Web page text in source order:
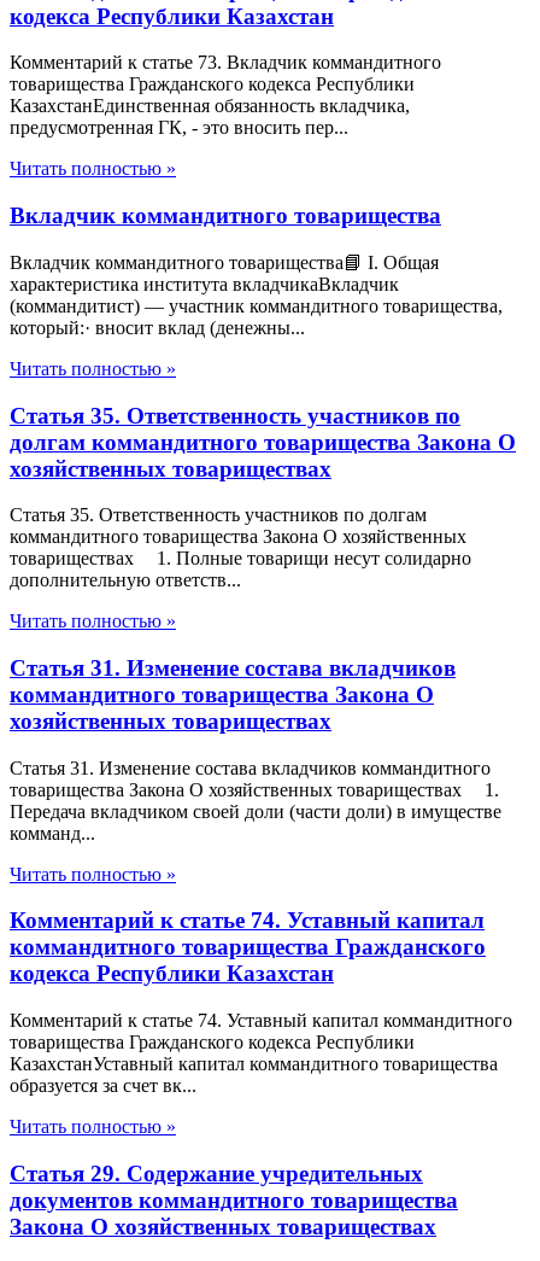
кодекса Республики Казахстан
Комментарий к статье 73. Вкладчик коммандитного
товарищества Гражданского кодекса Республики
КазахстанЕдинственная обязанность вкладчика,
предусмотренная ГК, - это вносить пер...
Читать полностью »
Вкладчик коммандитного товарищества
Вкладчик коммандитного товарищества📘 I. Общая
характеристика института вкладчикаВкладчик
(коммандитист) — участник коммандитного товарищества,
который:· вносит вклад (денежны...
Читать полностью »
Статья 35. Ответственность участников по
долгам коммандитного товарищества Закона О
хозяйственных товариществах
Статья 35. Ответственность участников по долгам
коммандитного товарищества Закона О хозяйственных
товариществах 1. Полные товарищи несут солидарно
дополнительную ответств...
Читать полностью »
Статья 31. Изменение состава вкладчиков
коммандитного товарищества Закона О
хозяйственных товариществах
Статья 31. Изменение состава вкладчиков коммандитного
товарищества Закона О хозяйственных товариществах 1.
Передача вкладчиком своей доли (части доли) в имуществе
комманд...
Читать полностью »
Комментарий к статье 74. Уставный капитал
коммандитного товарищества Гражданского
кодекса Республики Казахстан
Комментарий к статье 74. Уставный капитал коммандитного
товарищества Гражданского кодекса Республики
КазахстанУставный капитал коммандитного товарищества
образуется за счет вк...
Читать полностью »
Статья 29. Содержание учредительных
документов коммандитного товарищества
Закона О хозяйственных товариществах